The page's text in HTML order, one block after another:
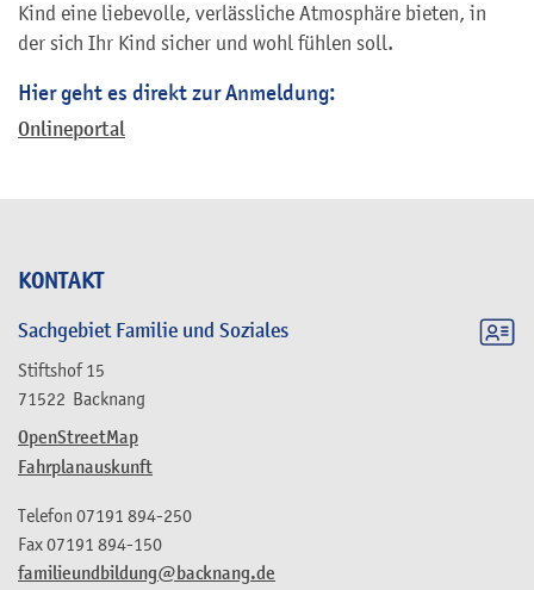
KONTAKT
Sachgebiet Familie und Soziales
Stiftshof 15
71522 Backnang
OpenStreetMap
Fahrplanauskunft
familieundbildung@backnang.de
Telefon 07191 894-250
Fax07191 894-150
Kind eine liebevolle, verlässliche Atmosphäre bieten, in
der sich Ihr Kind sicher und wohl fühlen soll.
Hier geht es direkt zur Anmeldung:
Onlineportal